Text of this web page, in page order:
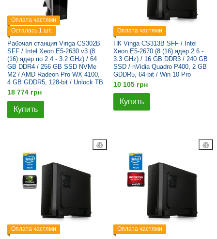
Оплата частями
Осталась 1 шт.
Рабочая станция Vinga CS302B
SFF / Intel Xeon E5-2630 v3 (8
(16) ядер по 2.4 - 3.2 GHz) / 64
GB DDR4 / 256 GB SSD NVMe
M2 / AMD Radeon Pro WX 4100,
4 GB GDDR5, 128-bit / Unlock TB
18 774 грн
Купить
Оплата частями
ПК Vinga CS313B SFF / Intel
Xeon E5-2670 (8 (16) ядер 2.6 -
3.3 GHz) / 16 GB DDR3 / 240 GB
SSD / nVidia Quadro P400, 2 GB
GDDR5, 64-bit / Win 10 Pro
10 105 грн
Купить
Оплата частями Оплата частями